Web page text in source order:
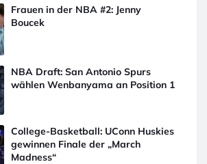
Frauen in der NBA #2: Jenny
Boucek
NBA Draft: San Antonio Spurs
wählen Wenbanyama an Position 1
College-Basketball: UConn Huskies
gewinnen Finale der „March
Madness“